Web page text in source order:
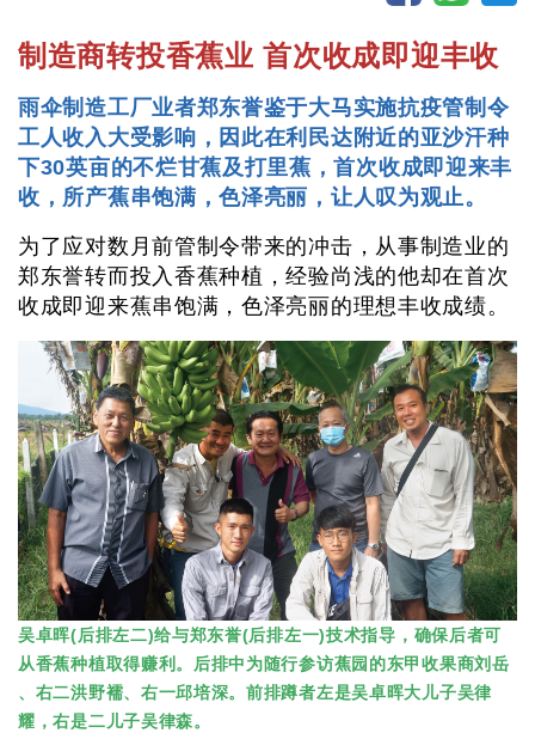
制造商转投香蕉业 首次收成即迎丰收
雨伞制造工厂业者郑东誉鉴于大马实施抗疫管制令
工人收入大受影响，因此在利民达附近的亚沙汗种
下30英亩的不烂甘蕉及打里蕉，首次收成即迎来丰
收，所产蕉串饱满，色泽亮丽，让人叹为观止。
为了应对数月前管制令带来的冲击，从事制造业的
郑东誉转而投入香蕉种植，经验尚浅的他却在首次
收成即迎来蕉串饱满，色泽亮丽的理想丰收成绩。
吴卓晖(后排左二)给与郑东誉(后排左一)技术指导，确保后者可
从香蕉种植取得赚利。后排中为随行参访蕉园的东甲收果商刘岳
、右二洪野襦、右一邱培深。前排蹲者左是吴卓晖大儿子吴律
耀，右是二儿子吴律森。